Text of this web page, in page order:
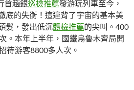
首趟銀巡檢推薦發游玩列車至今，
底的失衡！這違背了宇宙的基本美
髮，發出低沉體檢推薦的尖叫。400
。本年上半年，國鐵烏魯木齊局開
待游客8800多人次。